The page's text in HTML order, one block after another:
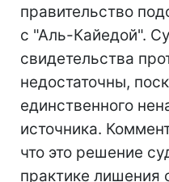
правительство
с "Аль-Кайедой".
свидетельства
недостаточны,
единственного
источника.
что это решение
практике лишения